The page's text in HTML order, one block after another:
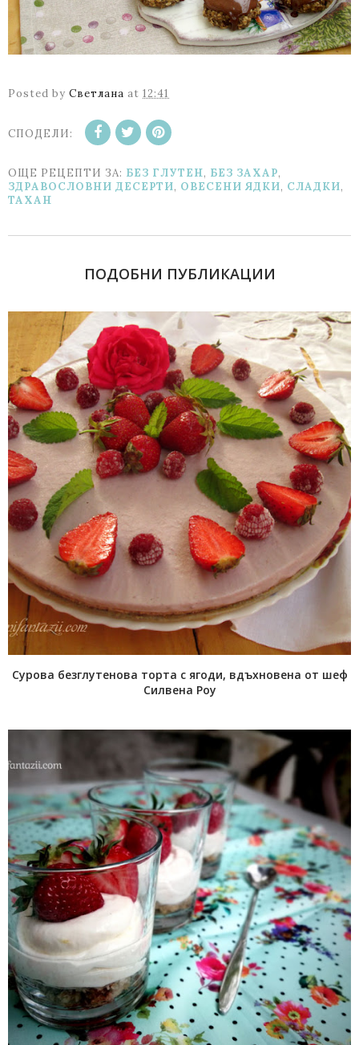
Posted by Светлана at 12:41
СПОДЕЛИ:
ОЩЕ РЕЦЕПТИ ЗА: БЕЗ ГЛУТЕН, БЕЗ ЗАХАР,
ЗДРАВОСЛОВНИ ДЕСЕРТИ, ОВЕСЕНИ ЯДКИ, СЛАДКИ,
ТАХАН
ПОДОБНИ ПУБЛИКАЦИИ
Сурова безглутенова торта с ягоди, вдъхновена от шеф
Силвена Роу